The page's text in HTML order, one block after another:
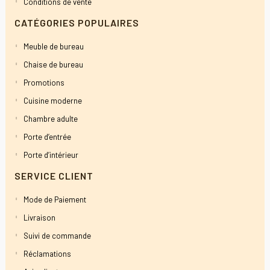
Conditions de vente
CATÉGORIES POPULAIRES
Meuble de bureau
Chaise de bureau
Promotions
Cuisine moderne
Chambre adulte
Porte d’entrée
Porte d’intérieur
SERVICE CLIENT
Mode de Paiement
Livraison
Suivi de commande
Réclamations